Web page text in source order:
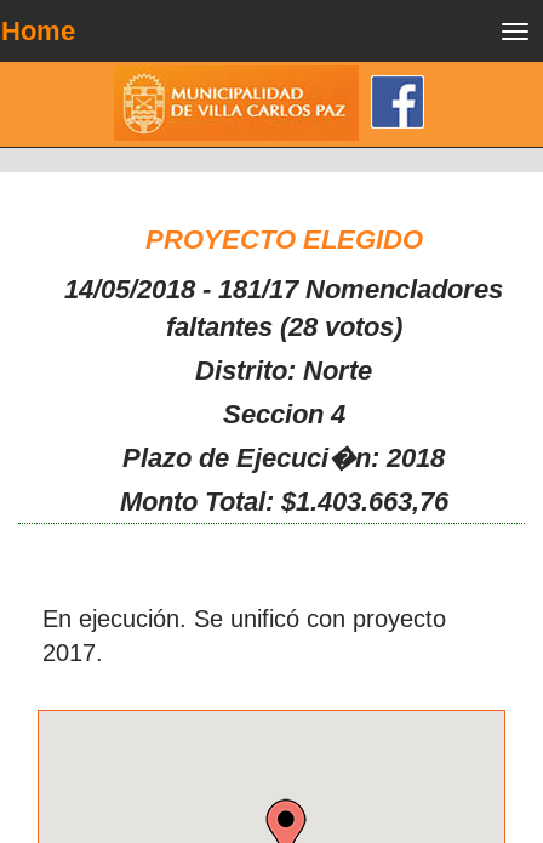
Home
PROYECTO ELEGIDO
14/05/2018 - 181/17 Nomencladores
faltantes (28 votos)
Distrito: Norte
Seccion 4
Plazo de Ejecuci�n: 2018
Monto Total: $1.403.663,76
En ejecución. Se unificó con proyecto
2017.